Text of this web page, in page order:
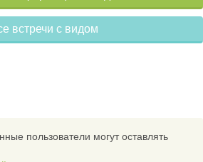
встречи с видом
пользователи могут оставлять